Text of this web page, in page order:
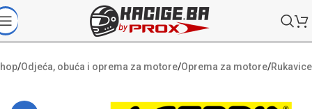
/Odjeća, obuća i oprema za motore/Oprema za motore/Rukavice